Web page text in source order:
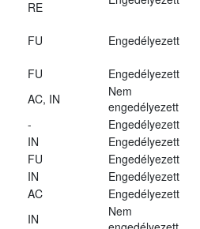
RE
FU Engedélyezett
FU
Engedélyezett
AC, IN
Nem
engedélyezett
-
Engedélyezett
IN
Engedélyezett
FU
Engedélyezett
IN
Engedélyezett
AC
Engedélyezett
IN
Nem